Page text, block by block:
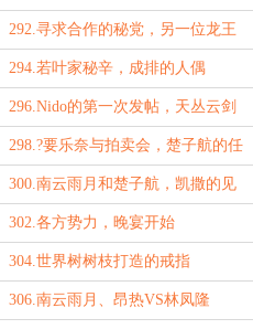
垫
292.寻求合作的秘党，另一位龙王
294.若叶家秘辛，成排的人偶
296.Nido的第一次发帖，天丛云剑
锻造完成
298.?要乐奈与拍卖会，楚子航的任
务
300.南云雨月和楚子航，凯撒的见
面
302.各方势力，晚宴开始
304.世界树树枝打造的戒指
306.南云雨月、昂热VS林凤隆